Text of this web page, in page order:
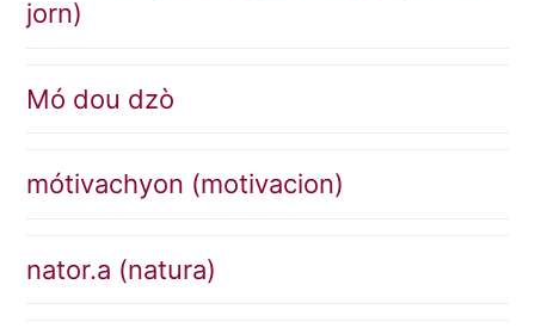
jorn)
Mó dou dzò
mótivachyon (motivacion)
nator.a (natura)